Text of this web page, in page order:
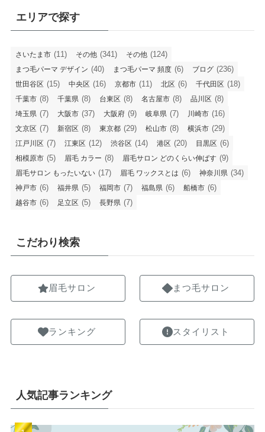
エリアで探す
さいたま市 (11) その他 (341) その他 (124)
まつ毛パーマ デザイン (40) まつ毛パーマ 頻度 (6) ブログ (236)
世田谷区 (15) 中央区 (16) 京都市 (11) 北区 (6) 千代田区 (18)
千葉市 (8) 千葉県 (8) 台東区 (8) 名古屋市 (8) 品川区 (8)
埼玉県 (7) 大阪市 (37) 大阪府 (9) 岐阜県 (7) 川崎市 (16)
文京区 (7) 新宿区 (8) 東京都 (29) 松山市 (8) 横浜市 (29)
江戸川区 (7) 江東区 (12) 渋谷区 (14) 港区 (20) 目黒区 (6)
相模原市 (5) 眉毛 カラー (8) 眉毛サロン どのくらい伸ばす (9)
眉毛サロン もったいない (17) 眉毛 ワックスとは (6) 神奈川県 (34)
神戸市 (6) 福井県 (5) 福岡市 (7) 福島県 (6) 船橋市 (6)
越谷市 (6) 足立区 (5) 長野県 (7)
こだわり検索
眉毛サロン
ランキング
まつ毛サロン
スタイリスト
人気記事ランキング